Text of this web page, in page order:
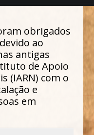
obrigados
ao
antigas
de Apoio
(IARN) com o
e
em